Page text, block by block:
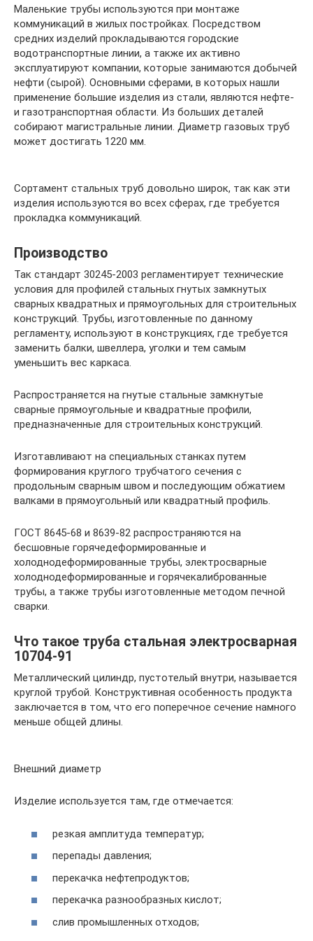
Маленькие трубы используются при монтаже
коммуникаций в жилых постройках. Посредством
средних изделий прокладываются городские
водотранспортные линии, а также их активно
эксплуатируют компании, которые занимаются добычей
нефти (сырой). Основными сферами, в которых нашли
применение большие изделия из стали, являются нефте-
и газотранспортная области. Из больших деталей
собирают магистральные линии. Диаметр газовых труб
может достигать 1220 мм.
Сортамент стальных труб довольно широк, так как эти
изделия используются во всех сферах, где требуется
прокладка коммуникаций.
Производство
Так стандарт 30245-2003 регламентирует технические
условия для профилей стальных гнутых замкнутых
сварных квадратных и прямоугольных для строительных
конструкций. Трубы, изготовленные по данному
регламенту, используют в конструкциях, где требуется
заменить балки, швеллера, уголки и тем самым
уменьшить вес каркаса.
Распространяется на гнутые стальные замкнутые
сварные прямоугольные и квадратные профили,
предназначенные для строительных конструкций.
Изготавливают на специальных станках путем
формирования круглого трубчатого сечения с
продольным сварным швом и последующим обжатием
валками в прямоугольный или квадратный профиль.
ГОСТ 8645-68 и 8639-82 распространяются на
бесшовные горячедеформированные и
холоднодеформированные трубы, электросварные
холоднодеформированные и горячекалиброванные
трубы, а также трубы изготовленные методом печной
сварки.
Что такое труба стальная электросварная
10704-91
Металлический цилиндр, пустотелый внутри, называется
круглой трубой. Конструктивная особенность продукта
заключается в том, что его поперечное сечение намного
меньше общей длины.
Внешний диаметр
Изделие используется там, где отмечается:
резкая амплитуда температур;
перепады давления;
перекачка нефтепродуктов;
перекачка разнообразных кислот;
слив промышленных отходов;